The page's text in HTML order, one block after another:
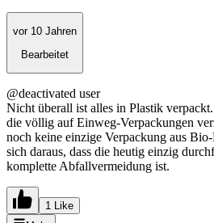
vor 10 Jahren
Bearbeitet
@deactivated user
Nicht überall ist alles in Plastik
die völlig auf Einweg-Verpackungen
noch keine einzige Verpackung aus
sich daraus, dass die heutig einzig
komplette Abfallvermeidung ist.
1 Like